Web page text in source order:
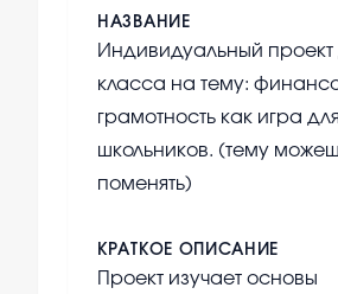
НАЗВАНИЕ
Индивидуальный проект
класса на тему:
грамотность как игра для
школьников. (тему
поменять)
КРАТКОЕ ОПИСАНИЕ
Проект изучает основы